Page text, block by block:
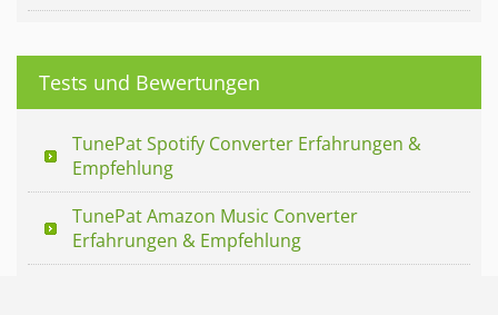
Tests und Bewertungen
TunePat Spotify Converter Erfahrungen &
Empfehlung
TunePat Amazon Music Converter
Erfahrungen & Empfehlung